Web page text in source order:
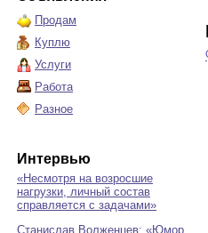
Продам
Куплю
Услуги
Работа
Разное
Интервью
«Несмотря на возросшие
нагрузки, личный состав
справляется с задачами»
Станислав Волженцев: «Юмор